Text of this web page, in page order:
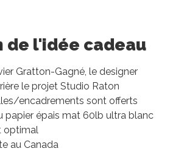
de l'idée cadeau
Gratton-Gagné, le designer
le projet Studio Raton
encadrements sont offerts
papier épais mat 60lb ultra blanc
optimal
au Canada